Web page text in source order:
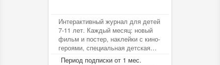
Интерактивный журнал для детей
7-11 лет. Каждый месяц: новый
фильм и постер, наклейки с кино-
героями, специальная детская
телепрограмма, новости со...
Период подписки от 1 мес.